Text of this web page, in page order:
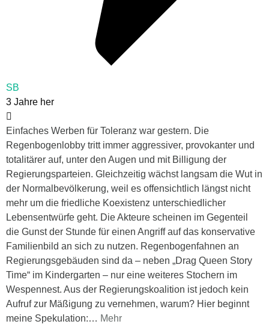
SB
3 Jahre her
Einfaches Werben für Toleranz war gestern. Die
Regenbogenlobby tritt immer aggressiver, provokanter und
totalitärer auf, unter den Augen und mit Billigung der
Regierungsparteien. Gleichzeitig wächst langsam die Wut in
der Normalbevölkerung, weil es offensichtlich längst nicht
mehr um die friedliche Koexistenz unterschiedlicher
Lebensentwürfe geht. Die Akteure scheinen im Gegenteil
die Gunst der Stunde für einen Angriff auf das konservative
Familienbild an sich zu nutzen. Regenbogenfahnen an
Regierungsgebäuden sind da – neben „Drag Queen Story
Time“ im Kindergarten – nur eine weiteres Stochern im
Wespennest. Aus der Regierungskoalition ist jedoch kein
Aufruf zur Mäßigung zu vernehmen, warum? Hier beginnt
meine Spekulation:… Mehr